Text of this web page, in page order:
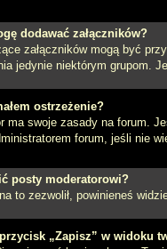
dodawać załączników?
załączników mogą być
jedynie niektórym grupom.
ostrzeżenie?
ma swoje zasady na forum.
forum, jeśli nie
posty moderatorowi?
to zezwolił, powinieneś
„Zapisz” w widoku